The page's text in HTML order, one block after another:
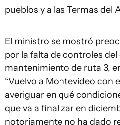
pueblos y a las Termas del
El ministro se mostró
por la falta de controles
mantenimiento de ruta 3,
“Vuelvo a Montevideo con
averiguar en qué
que va a finalizar en
notoriamente no ha dado